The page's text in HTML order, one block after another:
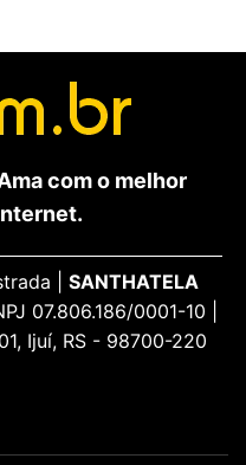
com o melhor
| SANTHATELA
07.806.186/0001-10 |
Ijuí, RS - 98700-220